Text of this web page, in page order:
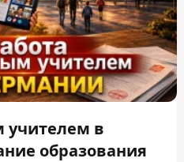
учителем в
образования